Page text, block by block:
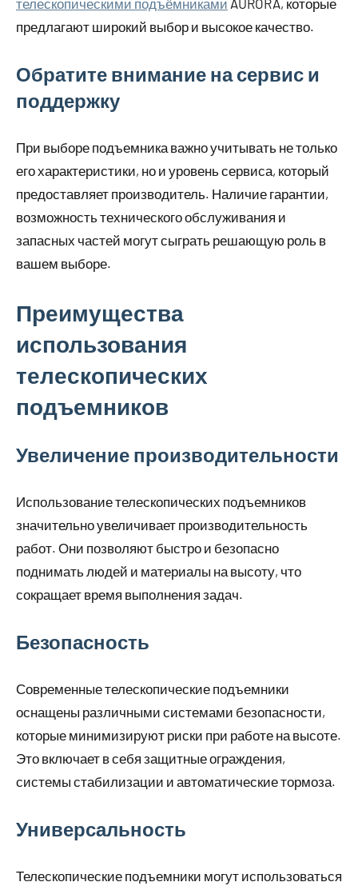
телескопическими подъёмниками AURORA, которые
предлагают широкий выбор и высокое качество.
Обратите внимание на сервис и
поддержку
При выборе подъемника важно учитывать не только
его характеристики, но и уровень сервиса, который
предоставляет производитель. Наличие гарантии,
возможность технического обслуживания и
запасных частей могут сыграть решающую роль в
вашем выборе.
Преимущества
использования
телескопических
подъемников
Увеличение производительности
Использование телескопических подъемников
значительно увеличивает производительность
работ. Они позволяют быстро и безопасно
поднимать людей и материалы на высоту, что
сокращает время выполнения задач.
Безопасность
Современные телескопические подъемники
оснащены различными системами безопасности,
которые минимизируют риски при работе на высоте.
Это включает в себя защитные ограждения,
системы стабилизации и автоматические тормоза.
Универсальность
Телескопические подъемники могут использоваться